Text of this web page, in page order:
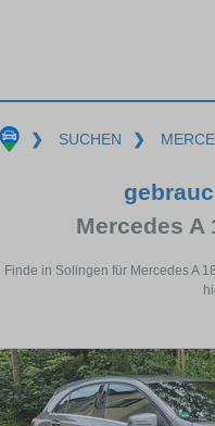
❯ SUCHEN ❯
Mercedes A
Finde in Solingen für Mercedes A